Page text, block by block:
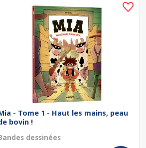
- Tome 1 - Haut les mains, peau
bovin !
dessinées